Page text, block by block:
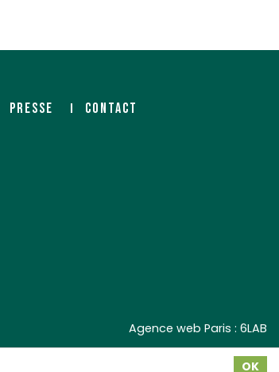
PRESSE CONTACT
Agence web Paris : 6LAB
OK